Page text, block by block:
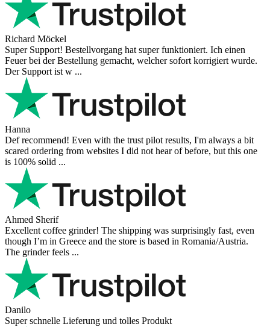
Richard Möckel
Super Support! Bestellvorgang hat super funktioniert. Ich einen
Feuer bei der Bestellung gemacht, welcher sofort korrigiert wurde.
Der Support ist w ...
Hanna
Def recommend! Even with the trust pilot results, I'm always a bit
scared ordering from websites I did not hear of before, but this one
is 100% solid ...
Ahmed Sherif
Excellent coffee grinder! The shipping was surprisingly fast, even
though I’m in Greece and the store is based in Romania/Austria.
The grinder feels ...
Danilo
Super schnelle Lieferung und tolles Produkt